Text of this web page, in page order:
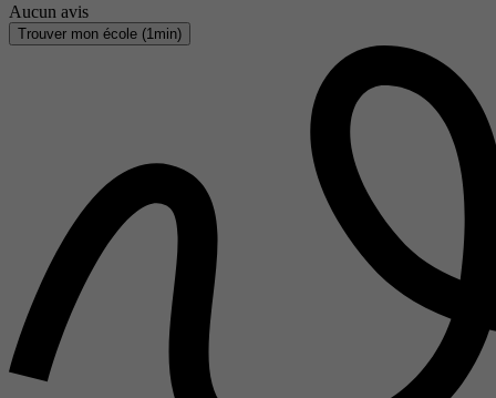
Aucun avis
Trouver mon école (1min)